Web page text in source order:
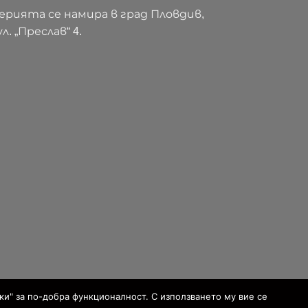
се намира в град Пловдив,
„Преслав“ 4.
за по-добра функционалност. С използването му вие се